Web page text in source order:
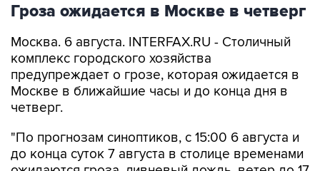
Гроза ожидается в Москве в четверг
Москва. 6 августа. INTERFAX.RU - Столичный
комплекс городского хозяйства
предупреждает о грозе, которая ожидается в
Москве в ближайшие часы и до конца дня в
четверг.
"По прогнозам синоптиков, с 15:00 6 августа и
до конца суток 7 августа в столице временами